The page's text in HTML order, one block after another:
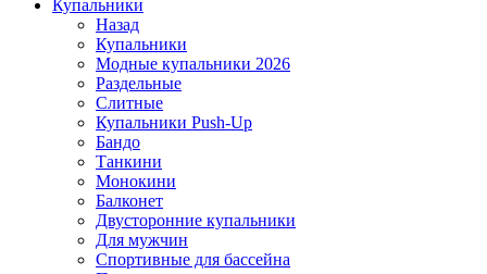
Купальники
Назад
Купальники
Модные купальники 2026
Раздельные
Слитные
Купальники Push-Up
Бандо
Танкини
Монокини
Балконет
Двусторонние купальники
Для мужчин
Спортивные для бассейна